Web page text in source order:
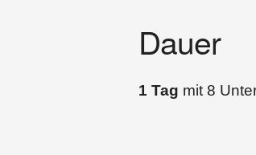
Dauer
1 Tag mit 8